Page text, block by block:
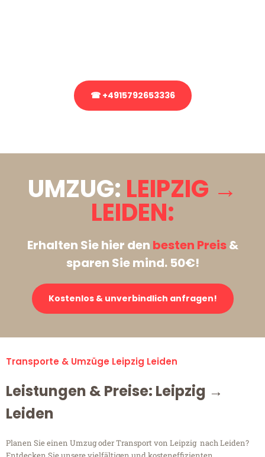
☎ +4915792653336
UMZUG: LEIPZIG →
LEIDEN:
Erhalten Sie hier den besten Preis&
sparen Sie mind. 50€!
Kostenlos & unverbindlich anfragen!
Transporte & Umzüge Leipzig Leiden
Leistungen & Preise: Leipzig →
Leiden
Planen Sie einen Umzug oder Transport von Leipzig nach Leiden?